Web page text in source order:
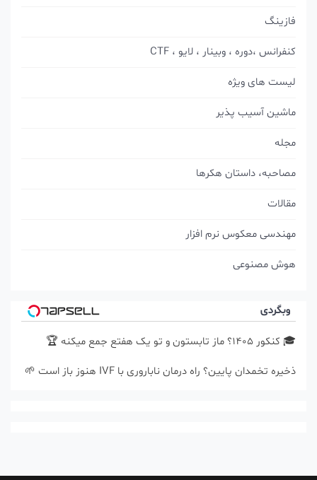
فازینگ
کنفرانس ،دوره ، وبینار ، لایو ، CTF
لیست های ویژه
ماشین آسیب پذیر
مصاحبه، داستان هکرها
مقالات
مهندسی معکوس نرم افزار
هوش مصنوعی
وبگردی
🎓 کنکور ۱۴۰5؟ ماز تابستون و تو یک هفتع جمع میکنه 🏆
ذخیره تخمدان پایین؟ راه درمان ناباروری با IVF هنوز باز است 🌱